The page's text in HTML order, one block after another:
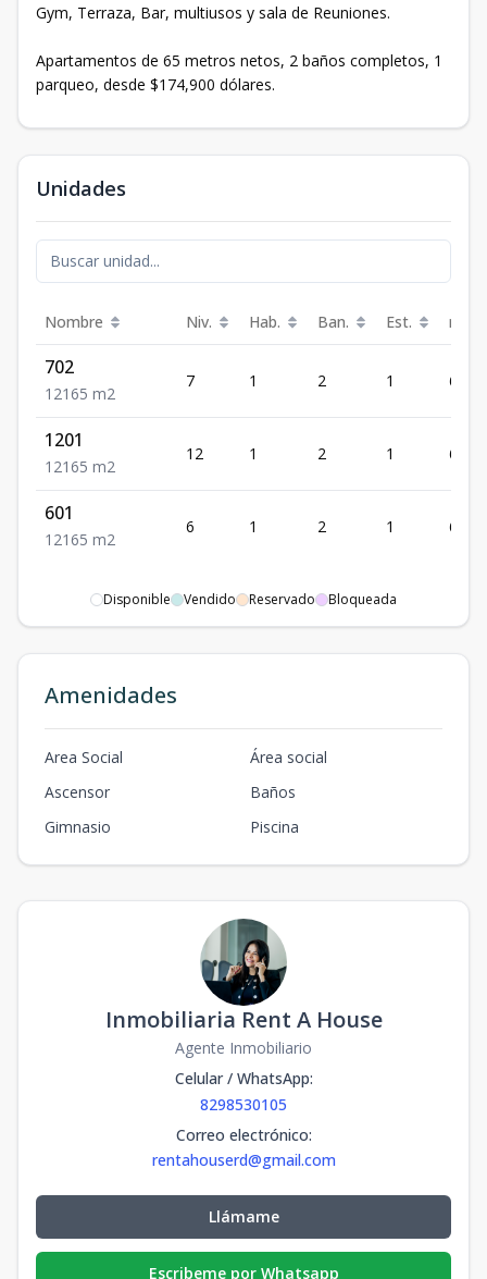
Gym, Terraza, Bar, multiusos y sala de Reuniones.
Apartamentos de 65 metros netos, 2 baños completos, 1
parqueo, desde $174,900 dólares.
Unidades
Nombre Niv. Hab. Ban. Est. m²
702
1 21 65 m2
7 1 2 1 65
1201
1 21 65 m2
12 1 2 1 65
601
1 21 65 m2
6 1 2 1 65
Disponible Vendido Reservado Bloqueada
Amenidades
Area Social
Área social
Ascensor
Baños
Gimnasio
Piscina
Inmobiliaria Rent A House
Agente Inmobiliario
Celular / WhatsApp:
8298530105
Correo electrónico:
rentahouserd@gmail.com
Llámame
Escribeme por Whatsapp